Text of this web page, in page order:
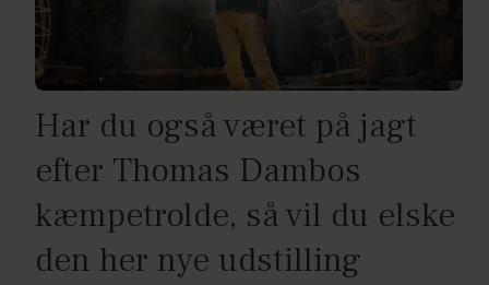
Har du også været på jagt
efter Thomas Dambos
kæmpetrolde, så vil du elske
den her nye udstilling